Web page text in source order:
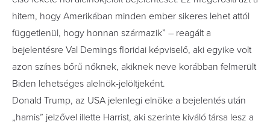
hitem, hogy Amerikában minden ember sikeres lehet attól
függetlenül, hogy honnan származik” – reagált a
bejelentésre Val Demings floridai képviselő, aki egyike volt
azon színes bőrű nőknek, akiknek neve korábban felmerült
Biden lehetséges alelnök-jelöltjeként.
Donald Trump, az USA jelenlegi elnöke a bejelentés után
„hamis” jelzővel illette Harrist, aki szerinte kiváló társa lesz a